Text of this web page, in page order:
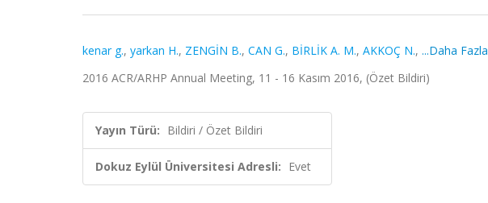
kenar g., yarkan H., ZENGİN B., CAN G., BİRLİK A. M., AKKOÇ N., ...Daha Fazla
2016 ACR/ARHP Annual Meeting, 11 - 16 Kasım 2016, (Özet Bildiri)
Yayın Türü: Bildiri / Özet Bildiri
Dokuz Eylül Üniversitesi Adresli: Evet